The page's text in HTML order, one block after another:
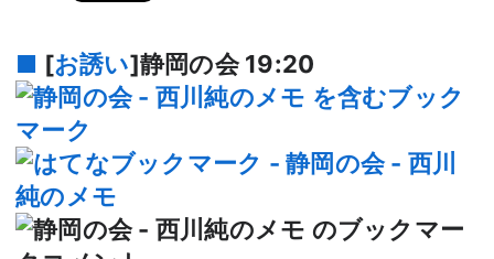
■ [お誘い]静岡の会19:20